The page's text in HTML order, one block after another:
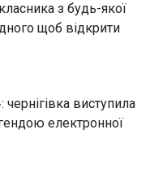
з будь-якої
щоб відкрити
виступила
електронної